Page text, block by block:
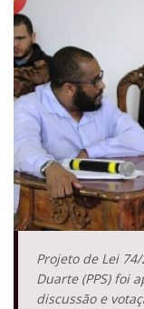
Projeto de Lei
Duarte (PPS) foi
discussão e